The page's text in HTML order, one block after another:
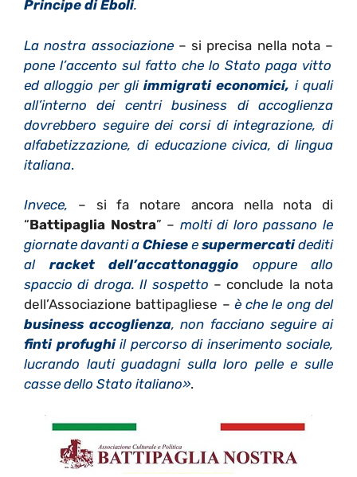
Principe di Eboli.
La nostra associazione– si precisa nella nota –
pone l’accento sul fatto che lo Stato paga vitto
ed alloggio per gliimmigrati economici, i quali
all’interno dei centri business di accoglienza
dovrebbero seguire dei corsi di integrazione, di
alfabetizzazione, di educazione civica, di lingua
italiana.
Invece, – si fa notare ancora nella nota di
“Battipaglia Nostra” – molti di loro passano le
giornate davanti a Chiese e supermercatidediti
al racket dell’accattonaggio oppure allo
spaccio di droga. Il sospetto – conclude la nota
dell’Associazione battipagliese – è che le ong del
business accoglienza, non facciano seguire ai
finti profughiil percorso di inserimento sociale,
lucrando lauti guadagni sulla loro pelle e sulle
casse dello Stato italiano».